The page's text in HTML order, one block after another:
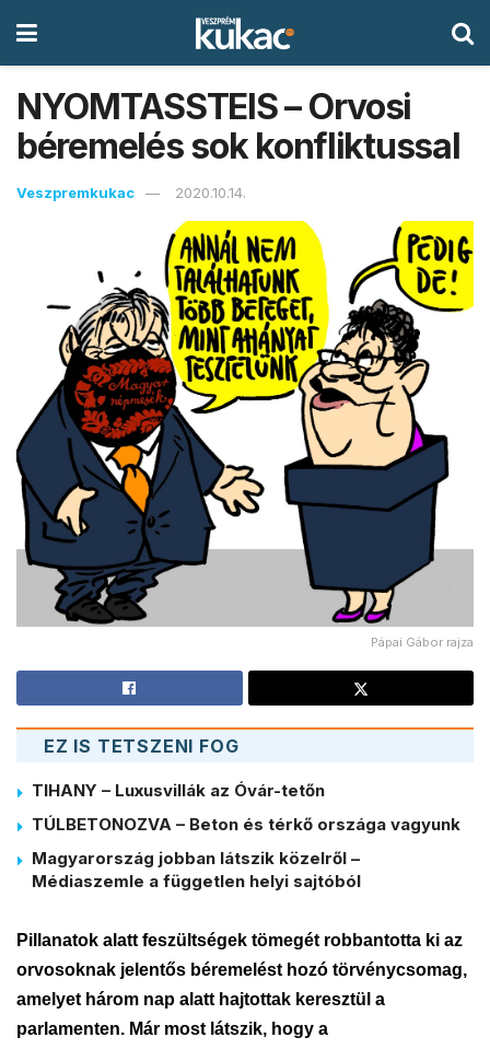
NYOMTASSTEIS – Orvosi
béremelés sok konfliktussal
Veszpremkukac 2020.10.14.
Pápai Gábor rajza
EZ IS TETSZENI FOG
TIHANY – Luxusvillák az Óvár-tetőn
TÚLBETONOZVA – Beton és térkő országa vagyunk
Magyarország jobban látszik közelről –
Médiaszemle a független helyi sajtóból
Pillanatok alatt feszültségek tömegét robbantotta ki az
orvosoknak jelentős béremelést hozó törvénycsomag,
amelyet három nap alatt hajtottak keresztül a
parlamenten. Már most látszik, hogy a